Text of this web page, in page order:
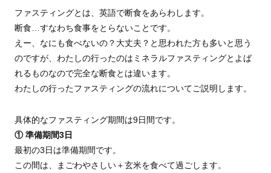
ファスティングとは、英語で断食をあらわします。
断食…すなわち食事をとらないことです。
えー、なにも食べないの？大丈夫？と思われた方も多いと思う
のですが、わたしの行ったのはミネラルファスティングとよば
れるものなので完全な断食とは違います。
わたしの行ったファスティングの流れについてご説明します。
具体的なファスティング期間は9日間です。
① 準備期間3日
最初の3日は準備期間です。
この間は、まごわやさしい＋玄米を食べて過ごします。